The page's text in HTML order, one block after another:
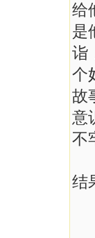
给
是
诣
个
故
意
不
结